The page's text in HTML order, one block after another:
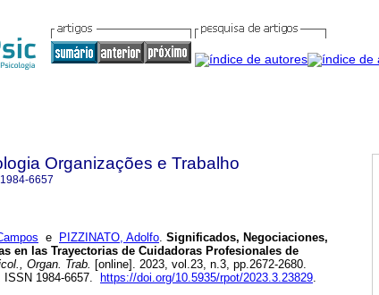
Organizações e Trabalho
1984-6657
e PIZZINATO, Adolfo. Significados, Negociaciones,
en las Trayectorias de Cuidadoras Profesionales de
Organ. Trab. [online]. 2023, vol.23, n.3, pp.2672-2680.
ISSN 1984-6657.
https://doi.org/10.5935/rpot/2023.3.23829.